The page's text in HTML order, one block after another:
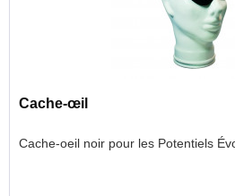
Cache-œil
Cache-oeil noir pour les Potentiels